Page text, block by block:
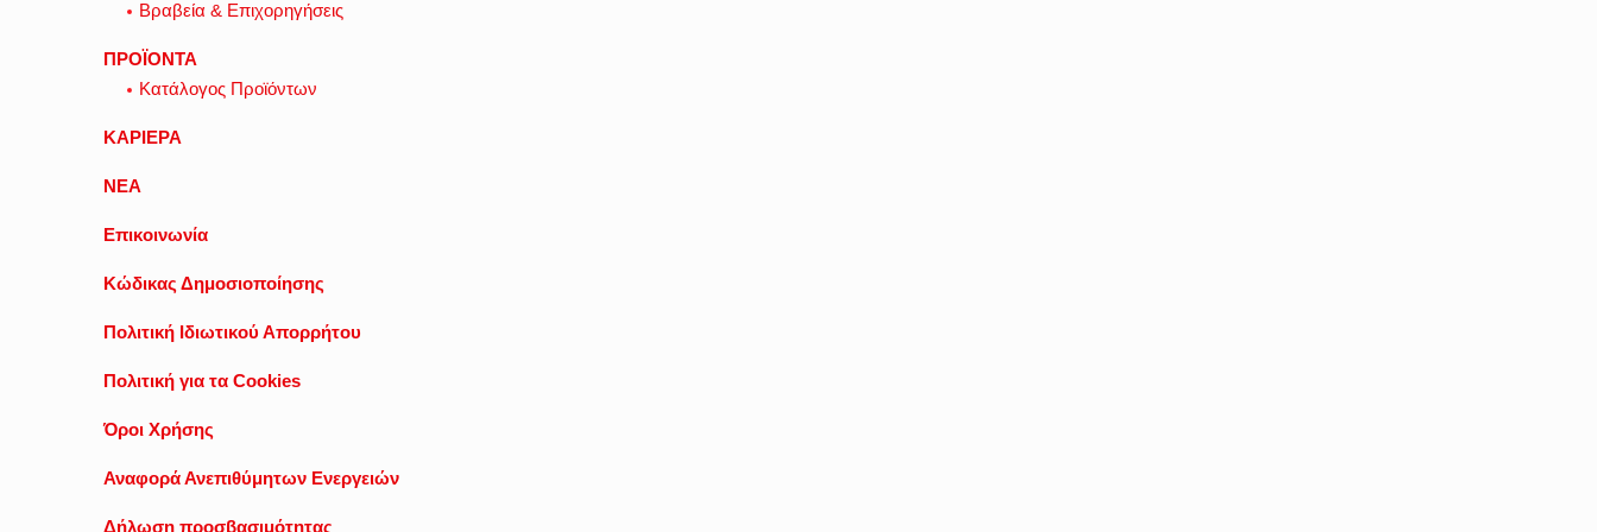
Βραβεία & Επιχορηγήσεις
ΠΡΟΪΟΝΤΑ
Κατάλογος Προϊόντων
ΚΑΡΙΕΡΑ
ΝΕΑ
Επικοινωνία
Κώδικας Δημοσιοποίησης
Πολιτική Ιδιωτικού Απορρήτου
Πολιτική για τα Cookies
Όροι Χρήσης
Αναφορά Ανεπιθύμητων Ενεργειών
Δήλωση προσβασιμότητας